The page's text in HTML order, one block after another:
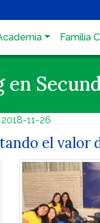
Familia
en
11-26
el valor